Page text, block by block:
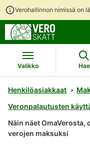
Verohallinnon nimissä on
Valikko Hae
Henkilöasiakkaat
Veronpalautusten
Näin näet
verojen maksuksi